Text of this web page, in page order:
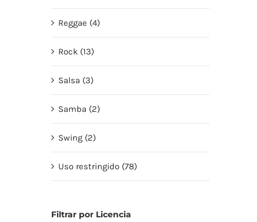
Reggae (4)
Rock (13)
Salsa (3)
Samba (2)
Swing (2)
Uso restringido (78)
Filtrar por Licencia